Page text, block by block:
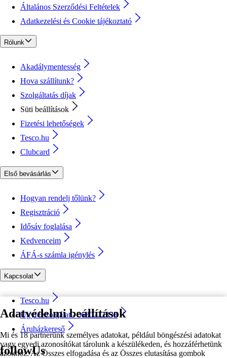
Adatvédelmi beállítások
Mi és 18 partnerünk személyes adatokat, például böngészési adatokat
vagy egyedi azonosítókat tárolunk a készülékeden, és hozzáférhetünk
azokhoz. Az Összes elfogadása és az Összes elutasítása gombok
Általános Szerződési Feltételek
Adatkezelési és Cookie tájékoztató
Rólunk
Akadálymentesség
Hova szállítunk?
Szolgáltatás díjak
Süti beállítások
Fizetési lehetőségek
Tesco.hu
Clubcard
Első bevásárlás
Hogyan rendelj tőlünk?
Regisztráció
Idősáv foglalása
Kedvenceim
ÁFÁ-s számla igénylés
Kapcsolat
Tesco.hu
Ügyfélszolgálat - 0680222333
Áruházkereső
followUs